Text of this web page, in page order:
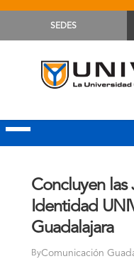
SEDES
Concluyen las
Identidad
Guadalajara
ByComunicación